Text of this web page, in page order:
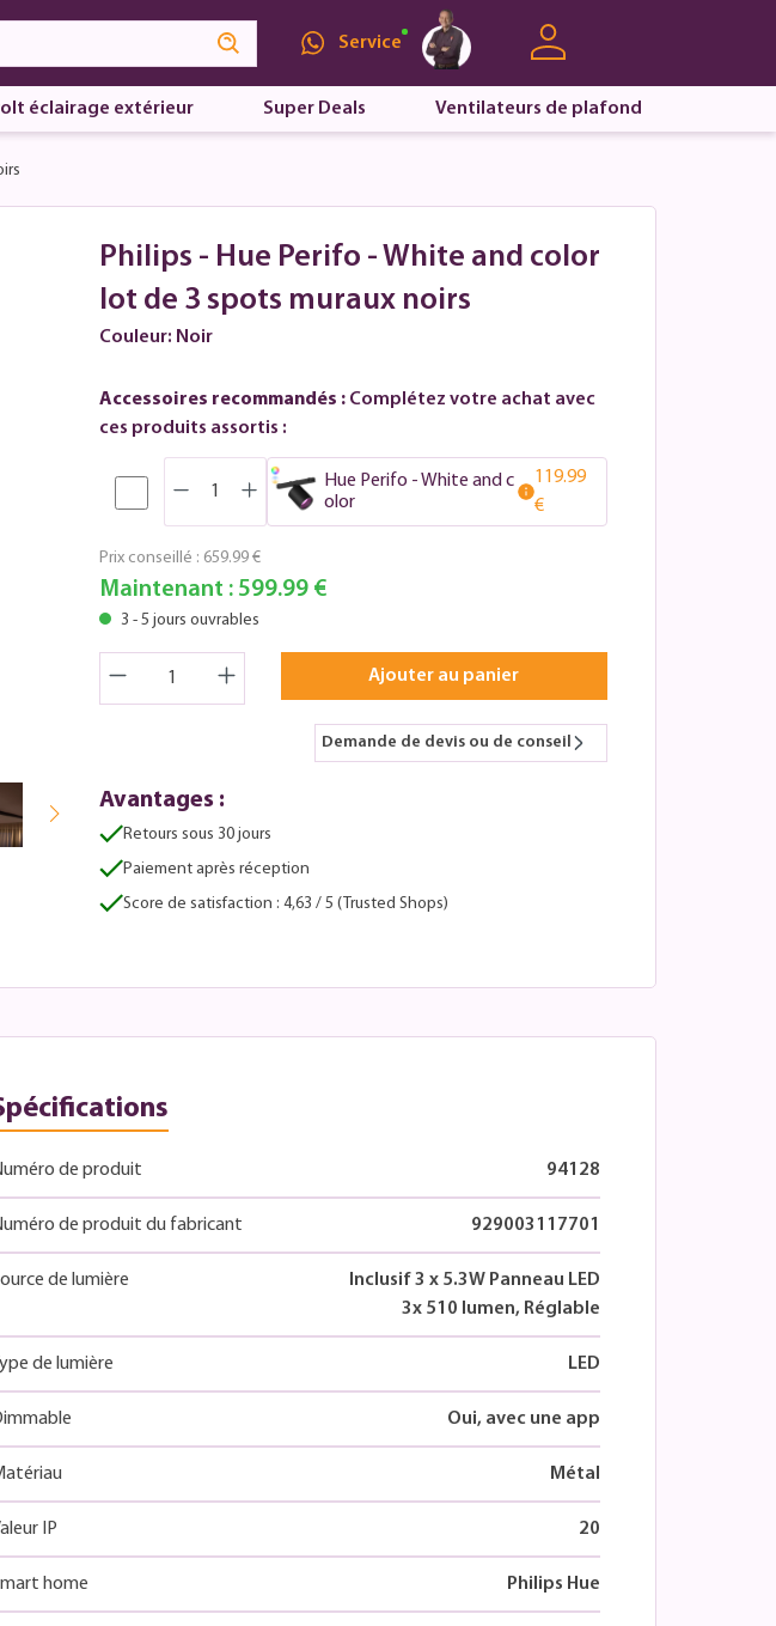
Service
éclairage extérieur Super Deals Ventilateurs de plafond
Philips - Hue Perifo - White and color
lot de 3 spots muraux noirs
Couleur: Noir
Accessoires recommandés : Complétez votre achat avec
ces produits assortis :
Hue Perifo - White and c
olor
119.99
€
Prix conseillé : 659.99 €
Maintenant : 599.99 €
3 - 5 jours ouvrables
Ajouter au panier
Demande de devis ou de conseil
Avantages :
Retours sous 30 jours
Paiement après réception
Score de satisfaction : 4,63 / 5 (Trusted Shops)
de produit 94128
de produit du fabricant 929003117701
de lumière
Inclusif 3 x 5.3W Panneau LED
3x 510 lumen, Réglable
Type de lumière LED
Oui, avec une app
Métal
IP 20
home Philips Hue